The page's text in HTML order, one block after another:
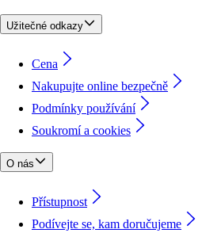
Užitečné odkazy
Cena
Nakupujte online bezpečně
Podmínky používání
Soukromí a cookies
O nás
Přístupnost
Podívejte se, kam doručujeme